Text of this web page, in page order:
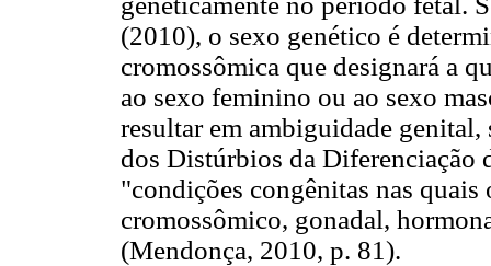
(2010), o sexo genético é
cromossômica que designará a
ao sexo feminino ou ao sexo
resultar em ambiguidade genital,
dos Distúrbios da Diferenciação
"condições congênitas nas
cromossômico, gonadal,
(Mendonça, 2010, p. 81).